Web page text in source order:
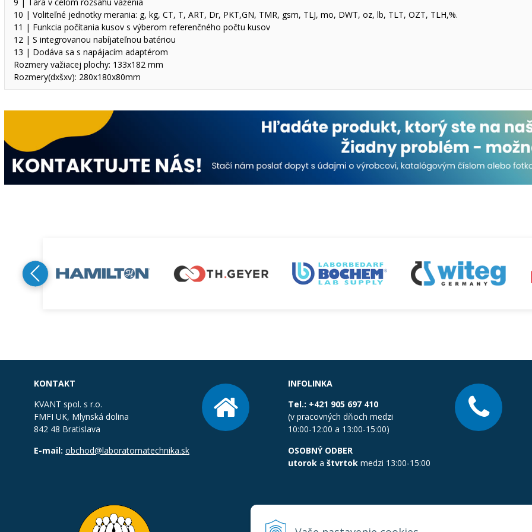
10 | Voliteľné jednotky merania: g, kg, CT, T, ART, Dr, PKT,GN, TMR, gsm, TLJ, mo, DWT, oz, lb, TLT, OZT, TLH,%.
11 | Funkcia počítania kusov s výberom referenčného počtu kusov
12 | S integrovanou nabíjateľnou batériou
13 | Dodáva sa s napájacím adaptérom
Rozmery važiacej plochy: 133x182 mm
Rozmery(dxšxv): 280x180x80mm
KONTAKT
KVANT spol. s r.o.
FMFI UK, Mlynská dolina
842 48 Bratislava
E-mail: obchod@laboratornatechnika.sk
INFOLINKA
Tel.: +421 905 697 410
(v pracovných dňoch medzi
10:00-12:00 a 13:00-15:00)
OSOBNÝ ODBER
utorok a štvrtok medzi 13:00-15:00